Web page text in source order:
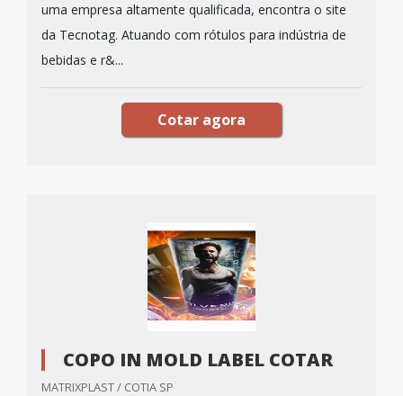
uma empresa altamente qualificada, encontra o site
da Tecnotag. Atuando com rótulos para indústria de
bebidas e r&...
Cotar agora
COPO IN MOLD LABEL COTAR
MATRIXPLAST / COTIA SP